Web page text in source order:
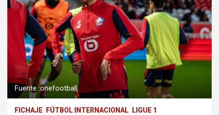
Fuente :onefootball
FICHAJE FÚTBOL INTERNACIONAL LIGUE 1